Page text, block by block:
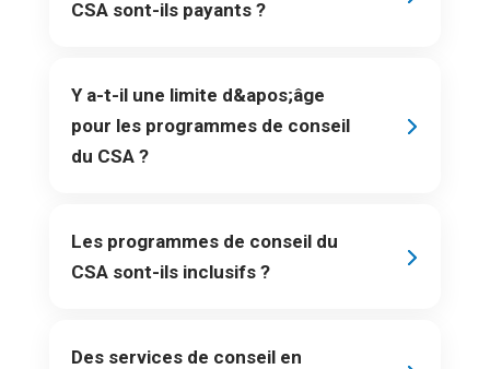
CSA sont-ils payants ?
Y a-t-il une limite d&apos;âge
pour les programmes de conseil
du CSA ?
Les programmes de conseil du
CSA sont-ils inclusifs ?
Des services de conseil en